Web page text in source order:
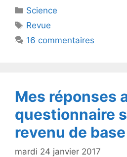
er e
o
Catégories
Science
Étiquettes
Revue
16 commentaires
Mes réponses
questionnaire
revenu de base
mardi 24 janvier 2017